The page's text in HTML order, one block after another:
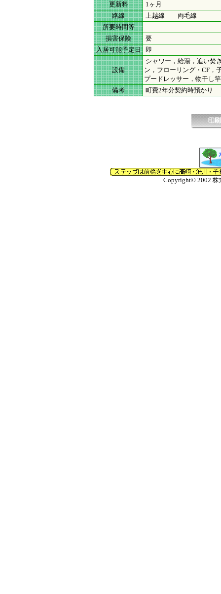
更新料
1ヶ月
路線
上越線 両毛線
所要時間等
損害保険
要
入居可能予定日
即
設備
シャワー，給湯，追い焚
ン，フローリング・CF，
プードレッサー，物干し
備考
町費2年分契約時預かり
Copyright© 2002